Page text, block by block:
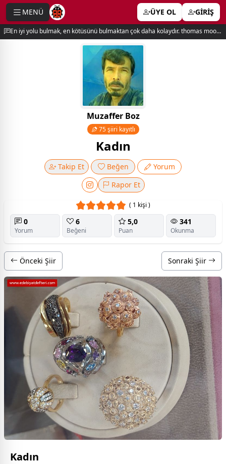
MENÜ ÜYE OL GİRİŞ
En iyi yolu bulmak, en kötüsünü bulmaktan çok daha kolaydır. thomas moore
Muzaffer Boz
75 şiiri kayıtlı
Kadın
Takip Et Beğen
Yorum
Rapor Et
( 1 kişi )
0
Yorum
6
Beğeni
5,0
Puan
341
Okunma
Önceki Şiir Sonraki Şiir
Kadın
menu